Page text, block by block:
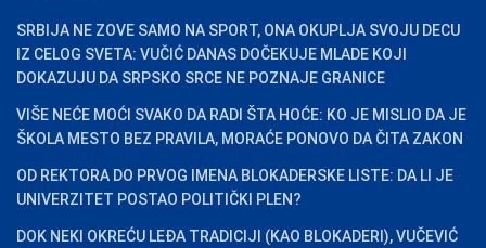
SRBIJA NE ZOVE SAMO NA SPORT, ONA OKUPLJA SVOJU DECU
IZ CELOG SVETA: VUČIĆ DANAS DOČEKUJE MLADE KOJI
DOKAZUJU DA SRPSKO SRCE NE POZNAJE GRANICE
VIŠE NEĆE MOĆI SVAKO DA RADI ŠTA HOĆE: KO JE MISLIO DA JE
ŠKOLA MESTO BEZ PRAVILA, MORAĆE PONOVO DA ČITA ZAKON
OD REKTORA DO PRVOG IMENA BLOKADERSKE LISTE: DA LI JE
UNIVERZITET POSTAO POLITIČKI PLEN?
DOK NEKI OKREĆU LEĐA TRADICIJI (KAO BLOKADERI), VUČEVIĆ